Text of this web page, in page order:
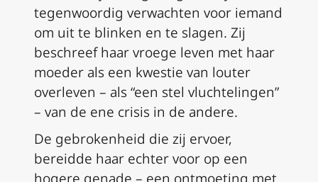
tegenwoordig verwachten voor iemand
om uit te blinken en te slagen. Zij
beschreef haar vroege leven met haar
moeder als een kwestie van louter
overleven – als “een stel vluchtelingen”
– van de ene crisis in de andere.
De gebrokenheid die zij ervoer,
bereidde haar echter voor op een
hogere genade – een ontmoeting met